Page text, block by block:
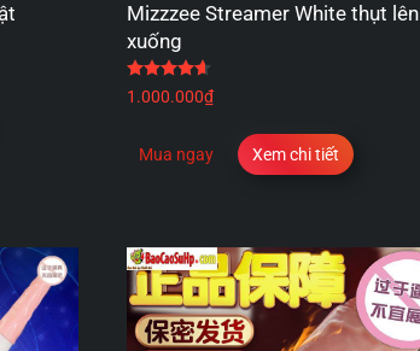
Mizzzee Streamer White thụt lên
xuống
1.000.000₫
Mua ngay Xem chi tiết